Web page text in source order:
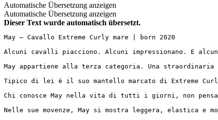
Automatische Übersetzung anzeigen
Automatische Übersetzung anzeigen
Dieser Text wurde automatisch übersetzt.
May – Cavallo Extreme Curly mare | born 2020
Alcuni cavalli piacciono. Alcuni impressionano. E
May appartiene alla terza categoria. Una
Tipico di lei è il suo mantello marcato di Extreme
Chi conosce May nella vita di tutti i giorni, non pensa
Nelle sue movenze, May si mostra leggera, elastica e